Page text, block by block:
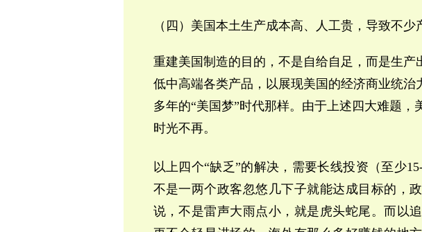
（四）美国本土生产成本高、人工贵，导致不
重建美国制造的目的，不是自给自足，而是生产
低中高端各类产品，以展现美国的经济商业统治
多年的“美国梦”时代那样。由于上述四大难题，
时光不再。
以上四个“缺乏”的解决，需要长线投资（至少
不是一两个政客忽悠几下子就能达成目标的，
说，不是雷声大雨点小，就是虎头蛇尾。而以